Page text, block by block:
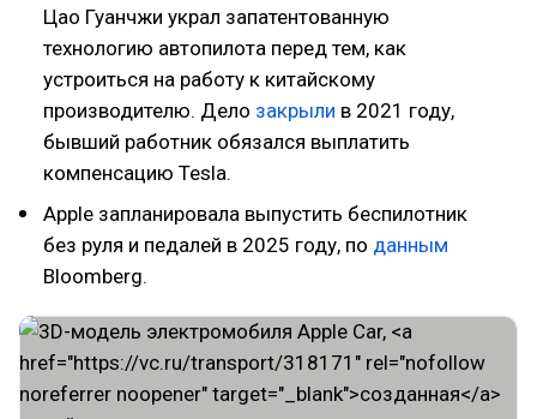
Цао Гуанчжи украл запатентованную
технологию автопилота перед тем, как
устроиться на работу к китайскому
производителю. Дело закрыли в 2021 году,
бывший работник обязался выплатить
компенсацию Tesla.
Apple запланировала выпустить беспилотник
без руля и педалей в 2025 году, по данным
Bloomberg.